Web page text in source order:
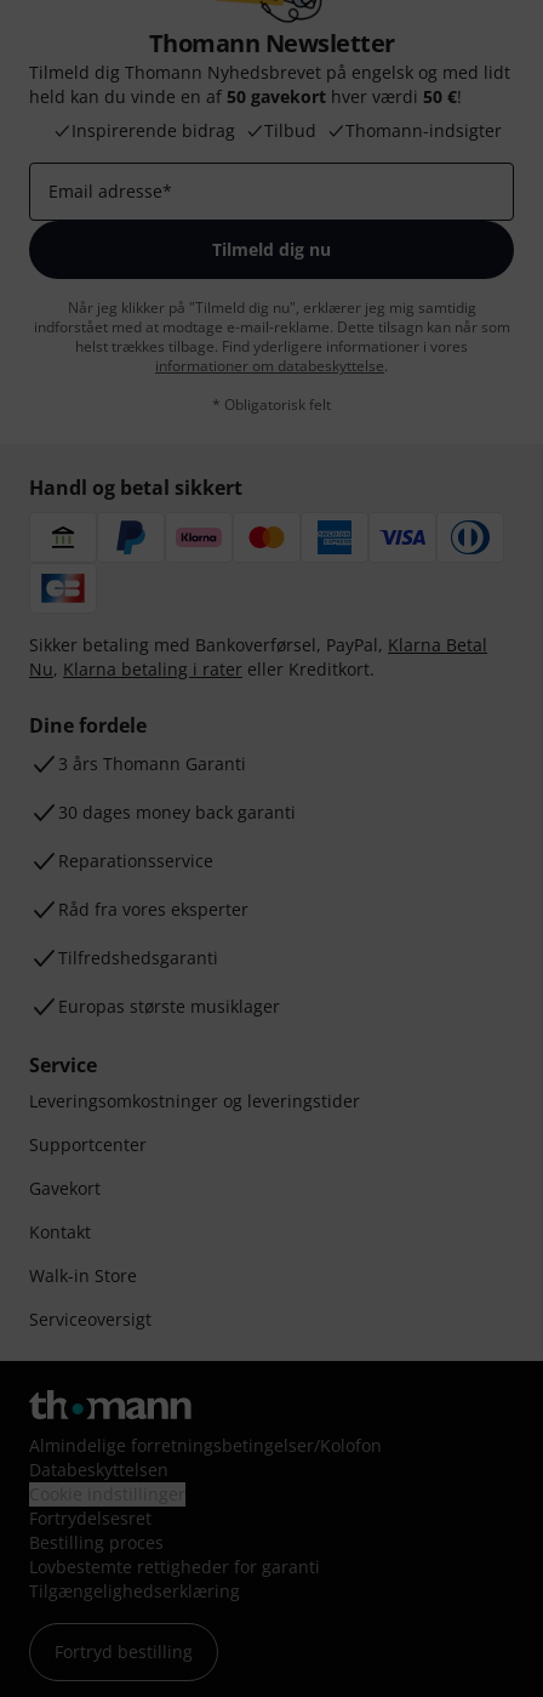
Thomann Newsletter
Tilmeld dig Thomann Nyhedsbrevet på engelsk og med lidt
held kan du vinde en af 50 gavekort hver værdi 50 €!
Inspirerende bidrag
Tilbud Thomann-indsigter
Email adresse*
Tilmeld dig nu
Når jeg klikker på "Tilmeld dig nu", erklærer jeg mig samtidig
indforstået med at modtage e-mail-reklame. Dette tilsagn kan når som
helst trækkes tilbage. Find yderligere informationer i vores
informationer om databeskyttelse.
* Obligatorisk felt
Handl og betal sikkert
Sikker betaling med Bankoverførsel, PayPal, Klarna Betal
Nu, Klarna betaling i rater eller Kreditkort.
Dine fordele
3 års Thomann Garanti
30 dages money back garanti
Reparationsservice
Råd fra vores eksperter
Tilfredshedsgaranti
Europas største musiklager
Service
Leveringsomkostninger og leveringstider
Supportcenter
Gavekort
Kontakt
Walk-in Store
Serviceoversigt
Almindelige forretningsbetingelser/Kolofon
Databeskyttelsen
Fortrydelsesret
Bestilling proces
Lovbestemte rettigheder for garanti
Tilgængelighedserklæring
Fortryd bestilling